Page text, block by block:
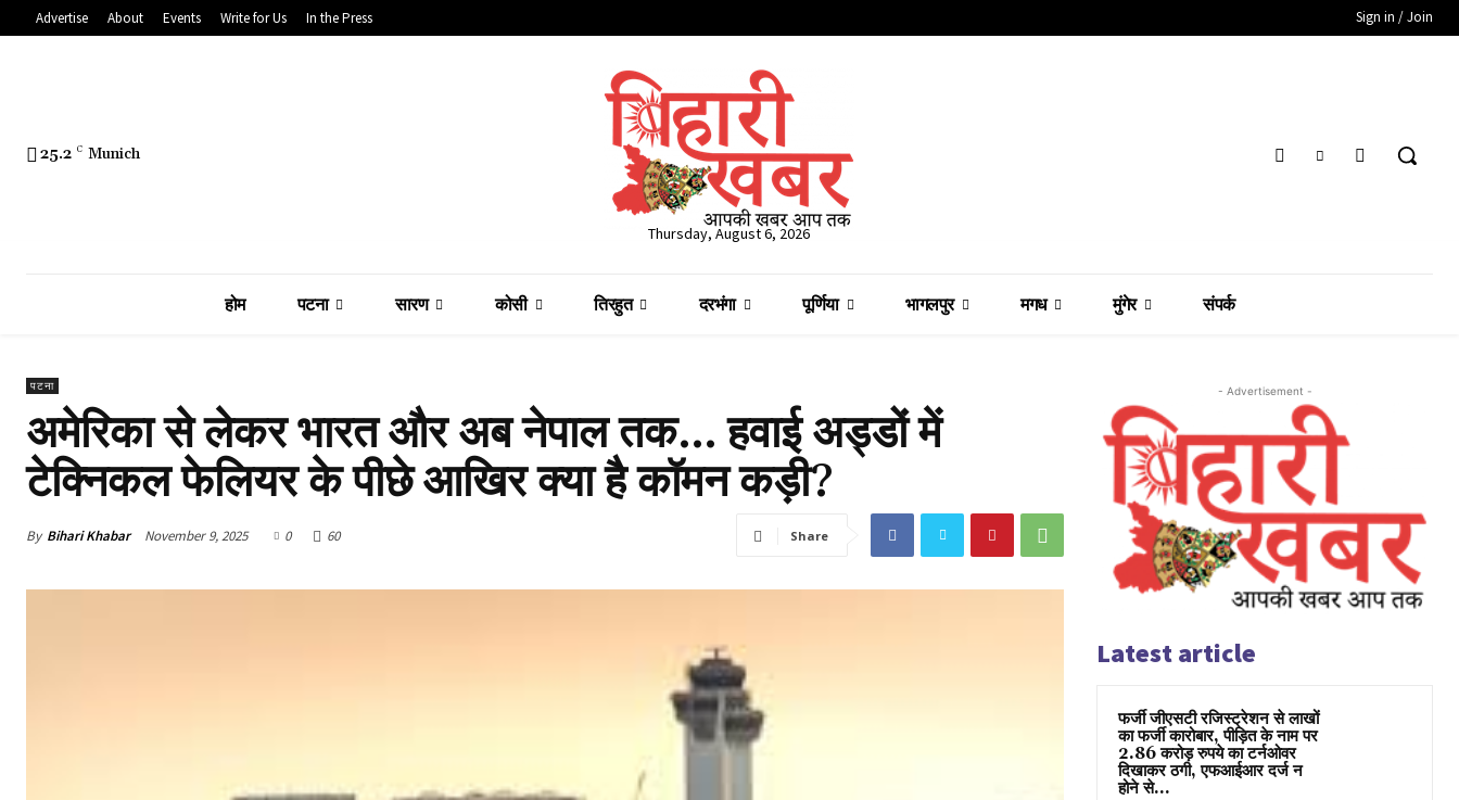
Advertise About Events Write for Us In the Press Sign in / Join
25.2 C Munich
Thursday, August 6, 2026
होम पटना सारण कोसी तिरहुत दरभंगा पूर्णिया भागलपुर मगध मुंगेर संपर्क
पटना
अमेरिका से लेकर भारत और अब नेपाल तक… हवाई अड्डों में
टेक्निकल फेलियर के पीछे आखिर क्या है कॉमन कड़ी?
By Bihari Khabar November 9, 2025 0 60 Share
- Advertisement -
Latest article
फर्जी जीएसटी रजिस्ट्रेशन से लाखों
का फर्जी कारोबार, पीड़ित के नाम पर
2.86 करोड़ रुपये का टर्नओवर
दिखाकर ठगी, एफआईआर दर्ज न
होने से...